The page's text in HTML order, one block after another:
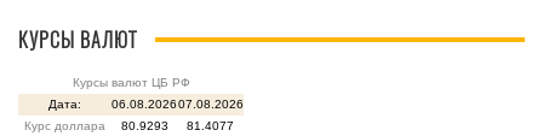
КУРСЫ ВАЛЮТ
Курсы валют ЦБ РФ
Дата:
06.08.202607.08.2026
Курс доллара
80.9293
81.4077